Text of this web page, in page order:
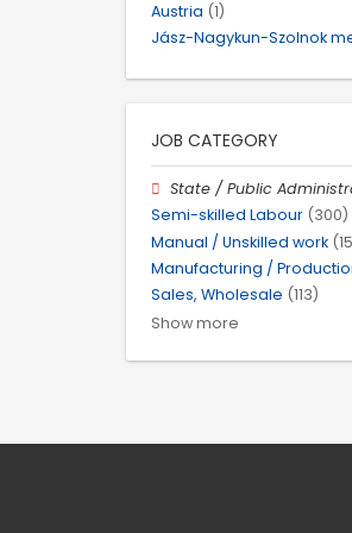
Austria (1)
Jász-Nagykun-Szolnok
JOB CATEGORY
State / Public
Semi-skilled Labour (300)
Manual / Unskilled work
Manufacturing /
Sales, Wholesale (113)
Show more